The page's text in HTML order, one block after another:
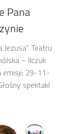
Pana
Teatru
– Ilczuk
emisji: 29-11-
spektakl